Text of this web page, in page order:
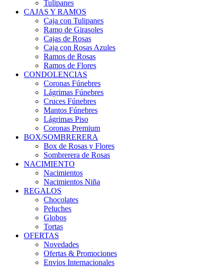
Tulipanes
CAJAS Y RAMOS
Caja con Tulipanes
Ramo de Girasoles
Cajas de Rosas
Caja con Rosas Azules
Ramos de Rosas
Ramos de Flores
CONDOLENCIAS
Coronas Fúnebres
Lágrimas Fúnebres
Cruces Fúnebres
Mantos Fúnebres
Lágrimas Piso
Coronas Premium
BOX/SOMBRERERA
Box de Rosas y Flores
Sombrerera de Rosas
NACIMIENTO
Nacimientos
Nacimientos Niña
REGALOS
Chocolates
Peluches
Globos
Tortas
OFERTAS
Novedades
Ofertas & Promociones
Envios Internacionales